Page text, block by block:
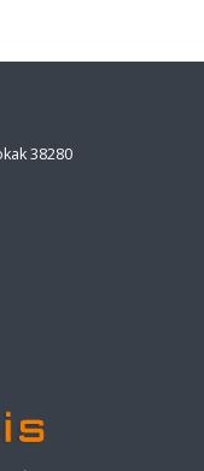
38280